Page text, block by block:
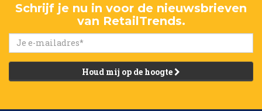
Schrijf je nu in voor de nieuwsbrieven
van RetailTrends.
Houd mij op de hoogte